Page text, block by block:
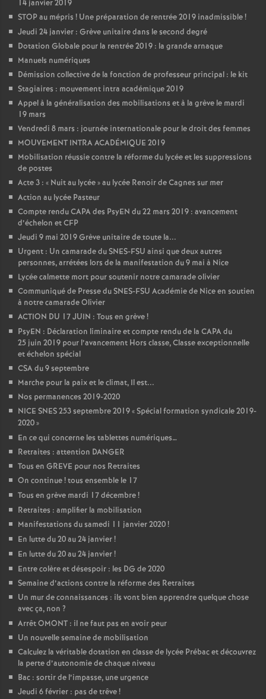
14 janvier 2019
STOP au mépris ! Une préparation de rentrée 2019 inadmissible!
Jeudi 24 janvier : Grève unitaire dans le second degré
Dotation Globale pour la rentrée 2019 : la grande arnaque
Manuels numériques
Démission collective de la fonction de professeur principal : le kit
Stagiaires : mouvement intra académique 2019
Appel à la généralisation des mobilisations et à la grève le mardi
19 mars
Vendredi 8 mars : journée internationale pour le droit des femmes
MOUVEMENT INTRA ACADÉMIQUE 2019
Mobilisation réussie contre la réforme du lycée et les suppressions
de postes
Acte 3 : « Nuit au lycée» au lycée Renoir de Cagnes sur mer
Action au lycée Pasteur
Compte rendu CAPA des PsyEN du 22 mars 2019 : avancement
d’échelon et CFP
Jeudi 9 mai 2019 Grève unitaire de toute la...
Urgent : Un camarade du SNES-FSU ainsi que deux autres
personnes, arrétées lors de la manifestation du 9 mai à Nice
Lycée calmette mort pour soutenir notre camarade olivier
Communiqué de Presse du SNES-FSU Académie de Nice en soutien
à notre camarade Olivier
ACTION DU 17 JUIN : Tous en grève!
PsyEN : Déclaration liminaire et compte rendu de la CAPA du
25 juin 2019 pour l’avancement Hors classe, Classe exceptionnelle
et échelon spécial
CSA du 9 septembre
Marche pour la paix et le climat, Il est...
Nos permanences 2019-2020
NICE SNES 253 septembre 2019 «Spécial formation syndicale 2019-
2020»
En ce qui concerne les tablettes numériques…
Retraites : attention DANGER
Tous en GREVE pour nos Retraites
On continue! tous ensemble le 17
Tous en grève mardi 17 décembre!
Retraites : amplifier la mobilisation
Manifestations du samedi 11 janvier 2020!
En lutte du 20 au 24 janvier!
En lutte du 20 au 24 janvier!
Entre colère et désespoir : les DG de 2020
Semaine d’actions contre la réforme des Retraites
Un mur de connaissances : ils vont bien apprendre quelque chose
avec ça, non ?
Arrêt OMONT : il ne faut pas en avoir peur
Un nouvelle semaine de mobilisation
Calculez la véritable dotation en classe de lycée Prébac et découvrez
la perte d’autonomie de chaque niveau
Bac : sortir de l’impasse, une urgence
Jeudi 6 février : pas de trêve!